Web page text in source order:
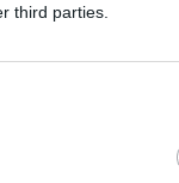
third parties.